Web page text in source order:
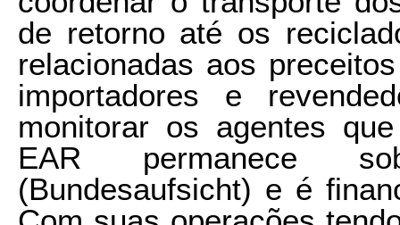
de retorno até os
relacionadas aos
importadores e
monitorar os agentes
EAR permanece
(Bundesaufsicht) e é